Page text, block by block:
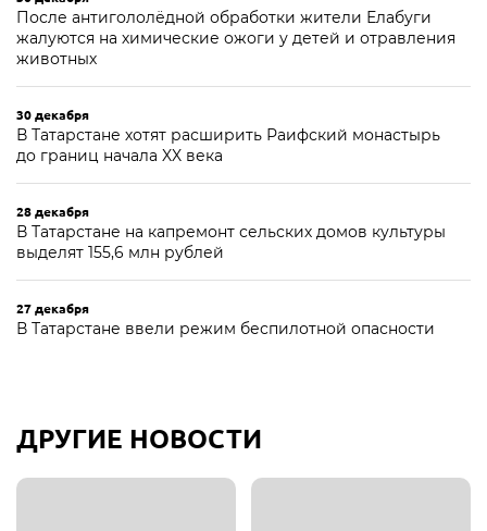
После антигололёдной обработки жители Елабуги
жалуются на химические ожоги у детей и отравления
животных
30 декабря
В Татарстане хотят расширить Раифский монастырь
до границ начала XX века
28 декабря
В Татарстане на капремонт сельских домов культуры
выделят 155,6 млн рублей
27 декабря
В Татарстане ввели режим беспилотной опасности
ДРУГИЕ НОВОСТИ